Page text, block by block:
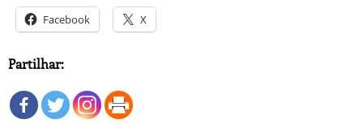
Facebook X
Partilhar: